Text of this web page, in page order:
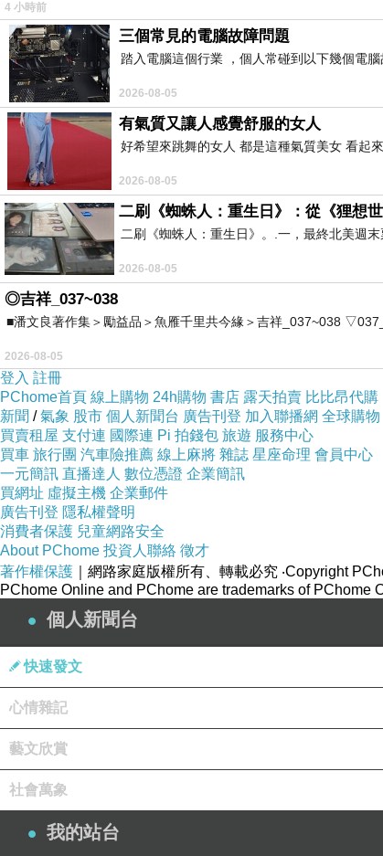
4 小時前
三個常見的電腦故障問題
踏入電腦這個行業 ，個人常碰到以下幾個電
2026-08-05
有氣質又讓人感覺舒服的女人
好希望來跳舞的女人 都是這種氣質美女 看起
2026-08-05
二刷《蜘蛛人：重生日》：從《狸想
二刷《蜘蛛人：重生日》。.一，最終北美週
2026-08-05
◎吉祥_037~038
■潘文良著作集＞勵益品＞魚雁千里共今緣＞吉祥_037~038
2026-08-05
登入 註冊
PChome首頁 線上購物 24h購物 書店 露天拍賣 比比昂代購
新聞 /氣象 股市 個人新聞台 廣告刊登 加入聯播網 全球購物
買賣租屋 支付連 國際連 Pi 拍錢包 旅遊 服務中心
買車 旅行團 汽車險推薦 線上麻將 雜誌 星座命理 會員中心
一元簡訊 直播達人 數位憑證 企業簡訊
買網址 虛擬主機 企業郵件
廣告刊登 隱私權聲明
消費者保護 兒童網路安全
About PChome 投資人聯絡 徵才
著作權保護 ｜網路家庭版權所有、轉載必究 ‧Copyright
PChome Online and PChome are trademarks of PChome
個人新聞台
快速發文
心情雜記
藝文欣賞
社會萬象
我的站台